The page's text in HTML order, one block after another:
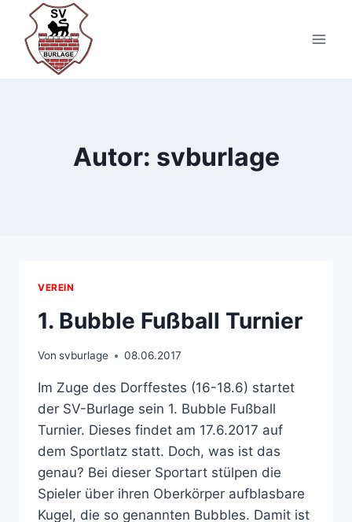
Inhalt
springen
Autor: svburlage
VEREIN
1. Bubble Fußball Turnier
Von svburlage 08.06.2017
Im Zuge des Dorffestes (16-18.6) startet
der SV-Burlage sein 1. Bubble Fußball
Turnier. Dieses findet am 17.6.2017 auf
dem Sportlatz statt. Doch, was ist das
genau? Bei dieser Sportart stülpen die
Spieler über ihren Oberkörper aufblasbare
Kugel, die so genannten Bubbles. Damit ist